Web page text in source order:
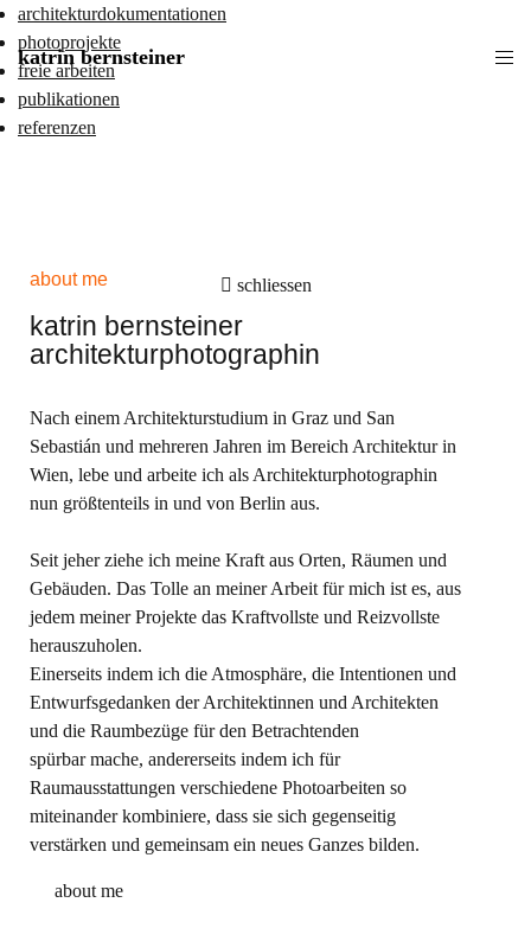
katrin bernsteiner
architekturdokumentationen
photoprojekte
freie arbeiten
publikationen
referenzen
about me
katrin bernsteiner
architekturphotographin
Nach einem Architekturstudium in Graz und San
Sebastián und mehreren Jahren im Bereich Architektur in
Wien, lebe und arbeite ich als Architekturphotographin
nun größtenteils in und von Berlin aus.
Seit jeher ziehe ich meine Kraft aus Orten, Räumen und
Gebäuden. Das Tolle an meiner Arbeit für mich ist es, aus
jedem meiner Projekte das Kraftvollste und Reizvollste
herauszuholen.
Einerseits indem ich die Atmosphäre, die Intentionen und
Entwurfsgedanken der Architektinnen und Architekten
und die Raumbezüge für den Betrachtenden
spürbar mache, andererseits indem ich für
Raumausstattungen verschiedene Photoarbeiten so
miteinander kombiniere, dass sie sich gegenseitig
verstärken und gemeinsam ein neues Ganzes bilden.
about me
schliessen